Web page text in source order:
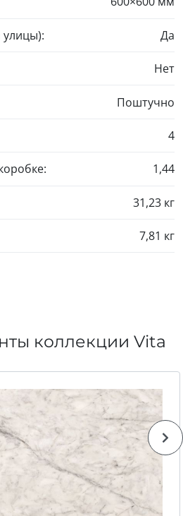
улицы): Да
Нет
Поштучно
4
1,44
31,23 кг
7,81 кг
коллекции Vita